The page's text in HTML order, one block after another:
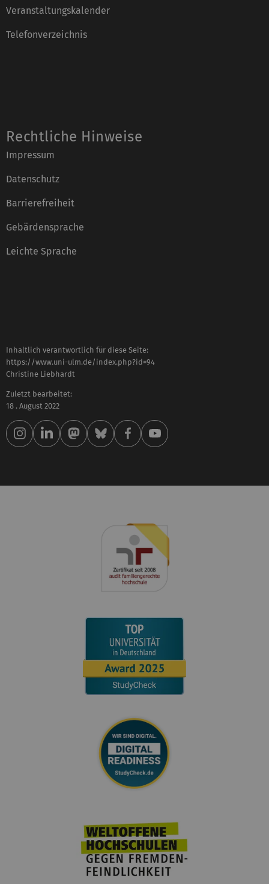
Veranstaltungskalender
Telefonverzeichnis
Rechtliche Hinweise
Impressum
Datenschutz
Barrierefreiheit
Gebärdensprache
Leichte Sprache
Inhaltlich verantwortlich für diese Seite:
https://www.uni-ulm.de/index.php?id=94
Christine Liebhardt
Zuletzt bearbeitet:
18 . August 2022